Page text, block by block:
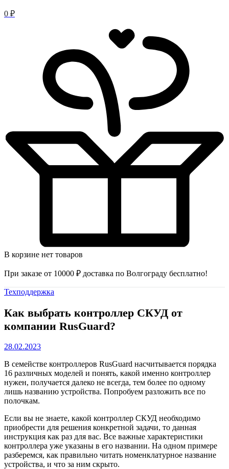
0 ₽
В корзине нет товаров
При заказе от 10000 ₽ доставка по Волгограду бесплатно!
Техподдержка
Как выбрать контроллер СКУД от
компании RusGuard?
28.02.2023
В семействе контроллеров RusGuard насчитывается порядка
16 различных моделей и понять, какой именно контроллер
нужен, получается далеко не всегда, тем более по одному
лишь названию устройства. Попробуем разложить все по
полочкам.
Если вы не знаете, какой контроллер СКУД необходимо
приобрести для решения конкретной задачи, то данная
инструкция как раз для вас. Все важные характеристики
контроллера уже указаны в его названии. На одном примере
разберемся, как правильно читать номенклатурное название
устройства, и что за ним скрыто.